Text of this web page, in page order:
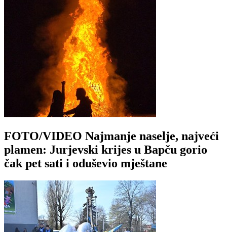
FOTO/VIDEO Najmanje naselje, najveći
plamen: Jurjevski krijes u Bapču gorio
čak pet sati i oduševio mještane